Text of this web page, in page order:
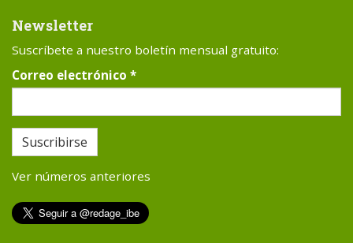
Newsletter
Suscríbete a nuestro boletín mensual gratuito:
Correo electrónico *
Suscribirse
Ver números anteriores